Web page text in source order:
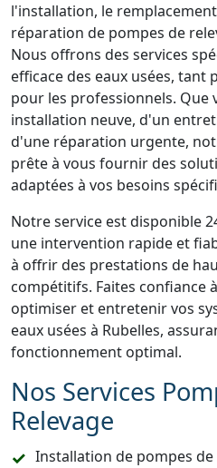
l'installation, le
réparation de pompes de
Nous offrons des services
efficace des eaux usées,
pour les professionnels. Que
installation neuve, d'un
d'une réparation urgente,
prête à vous fournir des
adaptées à vos besoins
Notre service est disponible
une intervention rapide et
à offrir des prestations de
compétitifs. Faites confiance
optimiser et entretenir vos
eaux usées à Rubelles,
fonctionnement optimal.
Nos Services
Relevage
Installation de pompes de